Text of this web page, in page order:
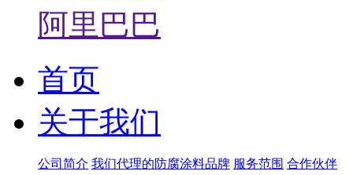
阿里巴巴
首页
关于我们
公司简介 我们代理的防腐涂料品牌 服务范围 合作伙伴